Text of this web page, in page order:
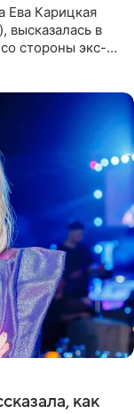
Ева Карицкая
в
стороны экс-
как